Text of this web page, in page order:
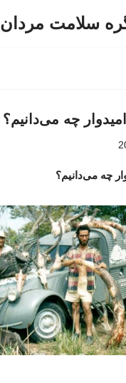
سلامت مردان
امیدوار چه می‌دانیم؟
چه می‌دانیم؟